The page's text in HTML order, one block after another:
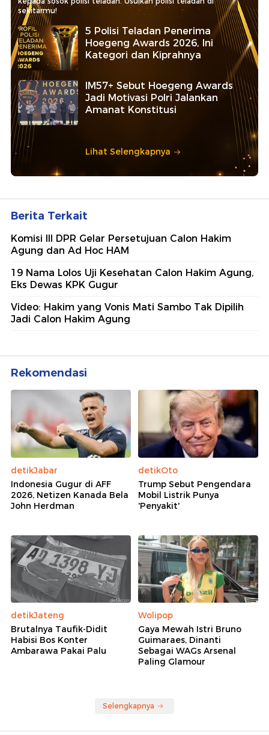
sekitarmu!
5 Polisi Teladan Penerima
Hoegeng Awards 2026, Ini
Kategori dan Kiprahnya
IM57+ Sebut Hoegeng Awards
Jadi Motivasi Polri Jalankan
Amanat Konstitusi
Lihat Selengkapnya
Berita Terkait
Komisi III DPR Gelar Persetujuan Calon Hakim
Agung dan Ad Hoc HAM
19 Nama Lolos Uji Kesehatan Calon Hakim Agung,
Eks Dewas KPK Gugur
Video: Hakim yang Vonis Mati Sambo Tak Dipilih
Jadi Calon Hakim Agung
Rekomendasi
detikJabar
Indonesia Gugur di AFF
2026, Netizen Kanada Bela
John Herdman
detikOto
Trump Sebut Pengendara
Mobil Listrik Punya
'Penyakit'
detikJateng
Brutalnya Taufik-Didit
Habisi Bos Konter
Ambarawa Pakai Palu
Wolipop
Gaya Mewah Istri Bruno
Guimaraes, Dinanti
Sebagai WAGs Arsenal
Paling Glamour
Selengkapnya